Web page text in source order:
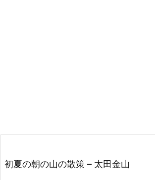
初夏の朝の山の散策 – 太田金山